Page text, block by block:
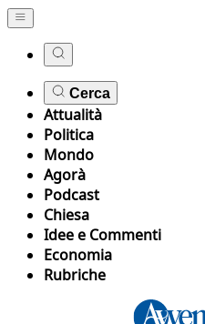
Cerca
Attualità
Politica
Mondo
Agorà
Podcast
Chiesa
Idee e Commenti
Economia
Rubriche